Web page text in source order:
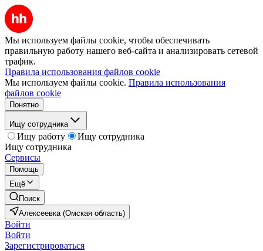
Мы используем файлы cookie, чтобы обеспечивать
правильную работу нашего веб-сайта и анализировать сетевой
трафик.
Правила использования файлов cookie
Мы используем файлы cookie. Правила использования
файлов cookie
Понятно
Ищу сотрудника
Ищу работу
Ищу сотрудника
Ищу сотрудника
Сервисы
Помощь
Ещё
Поиск
Алексеевка (Омская область)
Войти
Войти
Зарегистрироваться